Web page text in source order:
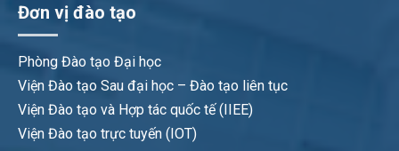
Đơn vị đào tạo
Phòng Đào tạo Đại học
Viện Đào tạo Sau đại học – Đào tạo liên tục
Viện Đào tạo và Hợp tác quốc tế (IIEE)
Viện Đào tạo trực tuyến (IOT)